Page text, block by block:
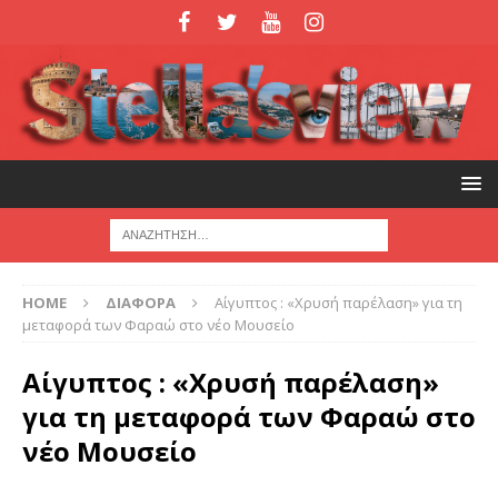
HOME ΔΙΑΦΟΡΑ
Αίγυπτος : «Χρυσή παρέλαση» για τη
μεταφορά των Φαραώ στο νέο Μουσείο
Αίγυπτος : «Χρυσή παρέλαση»
για τη μεταφορά των Φαραώ στο
νέο Μουσείο